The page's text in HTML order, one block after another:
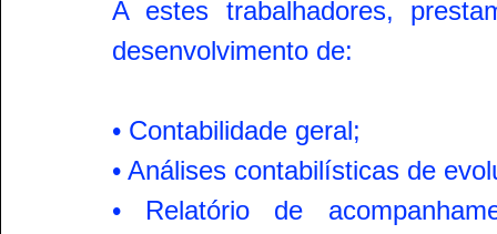
A estes trabalhadores,
desenvolvimento de:
• Contabilidade geral;
• Análises contabilísticas de
• Relatório de